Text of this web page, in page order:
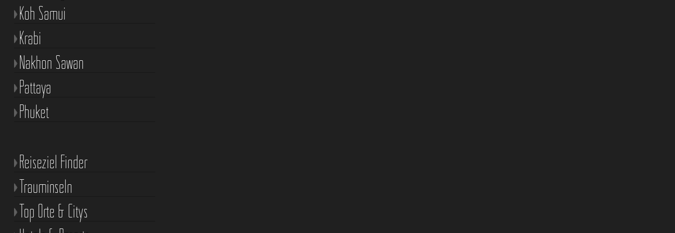
Koh Samui
Krabi
Nakhon Sawan
Pattaya
Phuket
Reiseziel Finder
Trauminseln
Top Orte & Citys